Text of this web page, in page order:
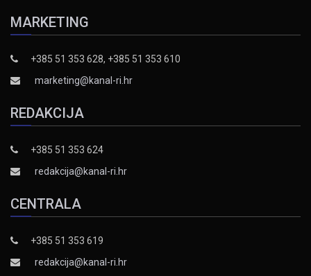
MARKETING
+385 51 353 628, +385 51 353 610
marketing@kanal-ri.hr
REDAKCIJA
+385 51 353 624
redakcija@kanal-ri.hr
CENTRALA
+385 51 353 619
redakcija@kanal-ri.hr